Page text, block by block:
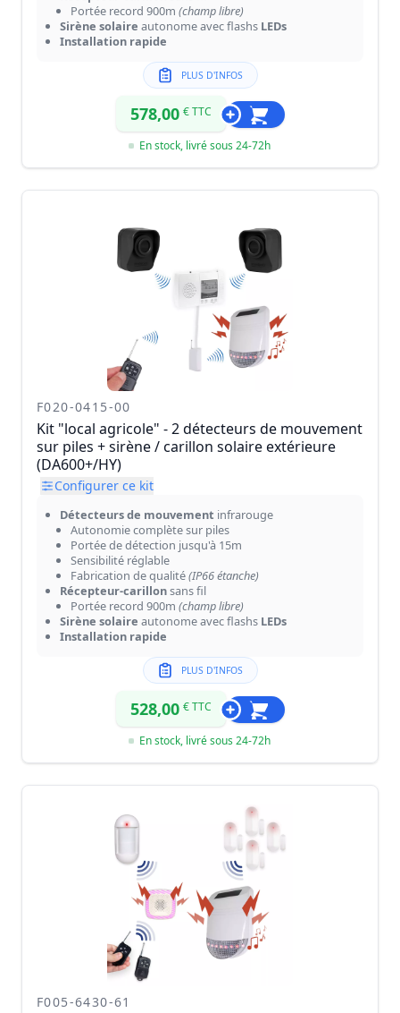
Portée record 900m (champ libre)
Sirène solaire autonome avec flashs LEDs
Installation rapide
PLUS D'INFOS
578,00 € TTC
En stock, livré sous 24-72h
F020-0415-00
Kit "local agricole" - 2 détecteurs de mouvement
sur piles + sirène / carillon solaire extérieure
(DA600+/HY)
Configurer ce kit
Détecteurs de mouvement infrarouge
Autonomie complète sur piles
Portée de détection jusqu'à 15m
Sensibilité réglable
Fabrication de qualité(IP66 étanche)
Récepteur-carillonsans fil
Portée record 900m (champ libre)
Sirène solaire autonome avec flashs LEDs
Installation rapide
PLUS D'INFOS
528,00 € TTC
En stock, livré sous 24-72h
F005-6430-61